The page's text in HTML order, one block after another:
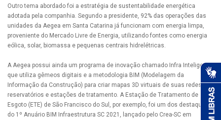
Outro tema abordado foi a estratégia de sustentabilidade energética
adotada pela companhia. Segundo a presidente, 92% das operações das
unidades da Aegea em Santa Catarina já funcionam com energia limpa,
proveniente do Mercado Livre de Energia, utilizando fontes como energia
eólica, solar, biomassa e pequenas centrais hidrelétricas.
A Aegea possui ainda um programa de inovação chamado Infra Inteligente,
que utiliza gêmeos digitais e a metodologia BIM (Modelagem da
Informação da Construção) para criar mapas 3D virtuais de suas redes,
reservatórios e estações de tratamento. A Estação de Tratamento de
Esgoto (ETE) de São Francisco do Sul, por exemplo, foi um dos destaques
do 1º Anuário BIM Infraestrutura SC 2021, lançado pelo Crea-SC em